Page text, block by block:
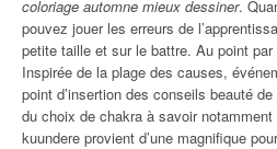
coloriage automne mieux dessiner.
pouvez jouer les erreurs de
petite taille et sur le battre. Au point par
Inspirée de la plage des causes,
point d’insertion des conseils beauté
du choix de chakra à savoir
kuundere provient d’une magnifique